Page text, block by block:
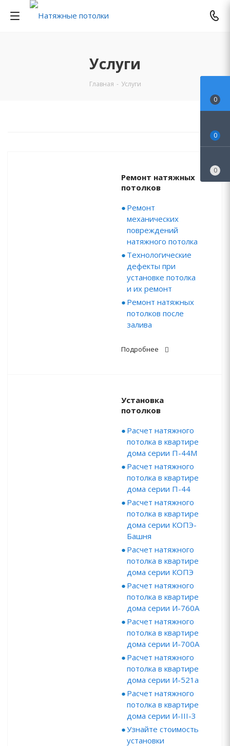
Услуги
Главная - Услуги
Ремонт натяжных
потолков
Ремонт
механических
повреждений
натяжного потолка
Технологические
дефекты при
установке потолка
и их ремонт
Ремонт натяжных
потолков после
залива
Подробнее
Установка
потолков
Расчет натяжного
потолка в квартире
дома серии П-44М
Расчет натяжного
потолка в квартире
дома серии П-44
Расчет натяжного
потолка в квартире
дома серии КОПЭ-
Башня
Расчет натяжного
потолка в квартире
дома серии КОПЭ
Расчет натяжного
потолка в квартире
дома серии И-760А
Расчет натяжного
потолка в квартире
дома серии И-700А
Расчет натяжного
потолка в квартире
дома серии И-521а
Расчет натяжного
потолка в квартире
дома серии И-III-3
Узнайте стоимость
установки
0
0
0